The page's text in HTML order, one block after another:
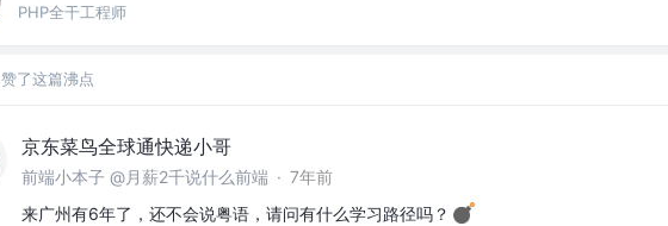
PHP全干工程师
赞了这篇沸点
京东菜鸟全球通快递小哥
前端小本子 @月薪2千说什么前端 · 7年前
来广州有6年了，还不会说粤语，请问有什么学习路径吗？